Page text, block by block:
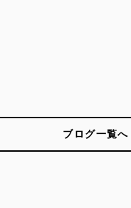
ブログ一覧へ